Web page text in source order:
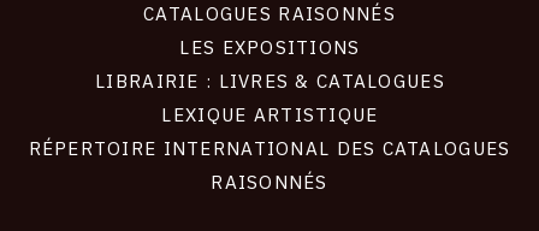
CATALOGUES RAISONNÉS
LES EXPOSITIONS
LIBRAIRIE : LIVRES & CATALOGUES
LEXIQUE ARTISTIQUE
RÉPERTOIRE INTERNATIONAL DES CATALOGUES
RAISONNÉS